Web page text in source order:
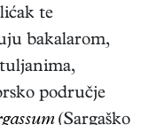
te
bakalarom,
područje
(Sargaško